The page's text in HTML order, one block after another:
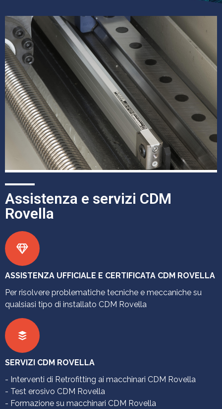
Assistenza e servizi CDM
Rovella
ASSISTENZA UFFICIALE E CERTIFICATA CDM ROVELLA
Per risolvere problematiche tecniche e meccaniche su
qualsiasi tipo di installato CDM Rovella
SERVIZI CDM ROVELLA
- Interventi di Retrofitting ai macchinari CDM Rovella
- Test erosivo CDM Rovella
- Formazione su macchinari CDM Rovella